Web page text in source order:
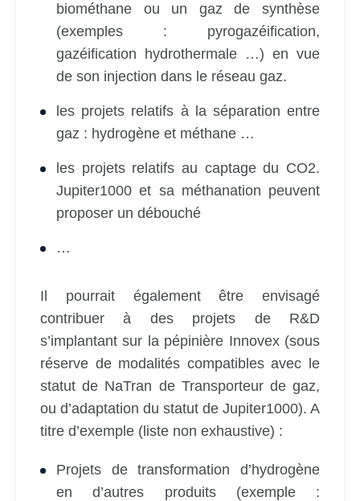
biométhane ou un gaz de synthèse
(exemples : pyrogazéification,
gazéification hydrothermale …) en vue
de son injection dans le réseau gaz.
les projets relatifs à la séparation entre
gaz : hydrogène et méthane …
les projets relatifs au captage du CO2.
Jupiter1000 et sa méthanation peuvent
proposer un débouché
…
Il pourrait également être envisagé
contribuer à des projets de R&D
s’implantant sur la pépinière Innovex (sous
réserve de modalités compatibles avec le
statut de NaTran de Transporteur de gaz,
ou d’adaptation du statut de Jupiter1000). A
titre d’exemple (liste non exhaustive) :
Projets de transformation d’hydrogène
en d’autres produits (exemple :